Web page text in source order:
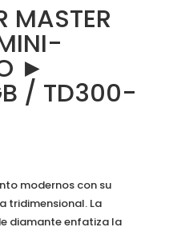
MASTER
‎►‎
/‎ ‎TD300-
modernos con su
tridimensional. La
diamante enfatiza la